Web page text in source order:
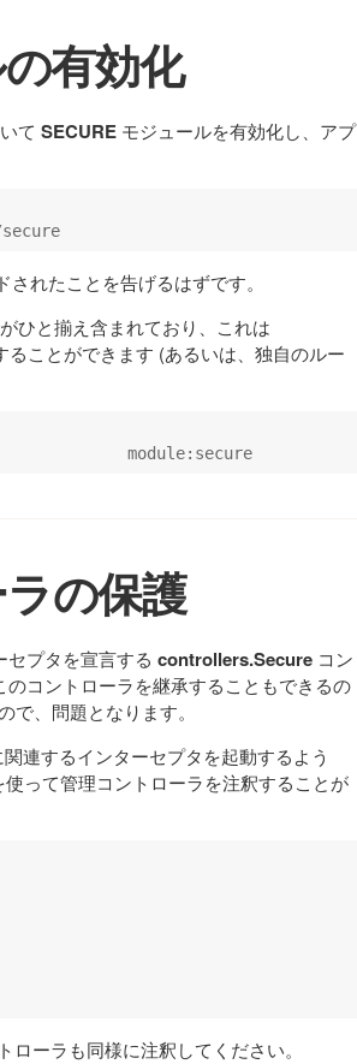
の有効化
て SECURE モジュールを有効化し、アプ
れたことを告げるはずです。
ひと揃え含まれており、これは
ることができます (あるいは、独自のルー
の保護
セプタを宣言する controllers.Secure コン
コントローラを継承することもできるの
、問題となります。
連するインターセプタを起動するよう
って管理コントローラを注釈することが
{
ローラも同様に注釈してください。